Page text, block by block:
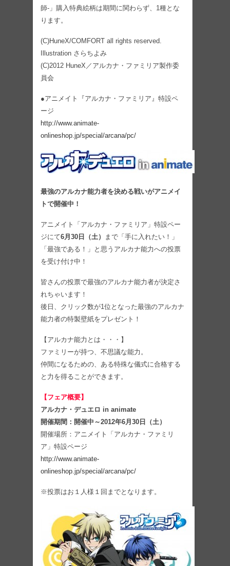
師-」購入特典絵柄は期間に関わらず、1種とな
ります。
(C)HuneX/COMFORT all rights reserved.
Illustration さらちよみ
(C)2012 HuneX／アルカナ・ファミリア製作委
員会
●アニメイト『アルカナ・ファミリア』特設ペ
ージ
http://www.animate-
onlineshop.jp/special/arcana/pc/
最強のアルカナ能力者を決める戦いがアニメイ
トで開催中！
アニメイト「アルカナ・ファミリア」特設ペー
ジにて6月30日（土）
まで「手に入れたい！」
「最強である！」と思うアルカナ能力への投票
を受け付け中！
皆さんの投票で最強のアルカナ能力者が決定さ
れちゃいます！
後日、クリック数が1位となった最強のアルカナ
能力者の特製壁紙をプレゼント！
【アルカナ能力とは・・・】
ファミリーが持つ、不思議な能力。
仲間になるための、ある特殊な儀式に合格する
と力を得ることができます。
【フェア概要】
アルカナ・デュエロ in animate
開催期間：開催中～2012年6月30日（土）
開催場所：アニメイト「アルカナ・ファミリ
ア」特設ページ
http://www.animate-
onlineshop.jp/special/arcana/pc/
※投票はお１人様１回までとなります。